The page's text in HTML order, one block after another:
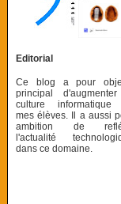
Editorial
Ce blog a pour
principal
culture informatique
mes élèves. Il a aussi
ambition de
l'actualité
dans ce domaine.